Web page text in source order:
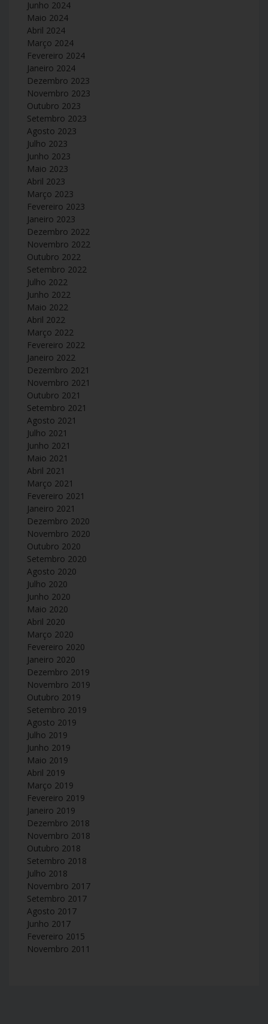
Junho 2024
Maio 2024
Abril 2024
Março 2024
Fevereiro 2024
Janeiro 2024
Dezembro 2023
Novembro 2023
Outubro 2023
Setembro 2023
Agosto 2023
Julho 2023
Junho 2023
Maio 2023
Abril 2023
Março 2023
Fevereiro 2023
Janeiro 2023
Dezembro 2022
Novembro 2022
Outubro 2022
Setembro 2022
Julho 2022
Junho 2022
Maio 2022
Abril 2022
Março 2022
Fevereiro 2022
Janeiro 2022
Dezembro 2021
Novembro 2021
Outubro 2021
Setembro 2021
Agosto 2021
Julho 2021
Junho 2021
Maio 2021
Abril 2021
Março 2021
Fevereiro 2021
Janeiro 2021
Dezembro 2020
Novembro 2020
Outubro 2020
Setembro 2020
Agosto 2020
Julho 2020
Junho 2020
Maio 2020
Abril 2020
Março 2020
Fevereiro 2020
Janeiro 2020
Dezembro 2019
Novembro 2019
Outubro 2019
Setembro 2019
Agosto 2019
Julho 2019
Junho 2019
Maio 2019
Abril 2019
Março 2019
Fevereiro 2019
Janeiro 2019
Dezembro 2018
Novembro 2018
Outubro 2018
Setembro 2018
Julho 2018
Novembro 2017
Setembro 2017
Agosto 2017
Junho 2017
Fevereiro 2015
Novembro 2011